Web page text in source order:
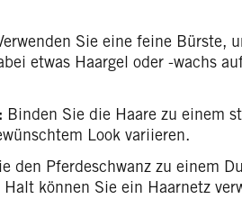
Sie eine feine Bürste,
etwas Haargel oder -wachs
Binden Sie die Haare zu einem
Look variieren.
den Pferdeschwanz zu einem
können Sie ein Haarnetz